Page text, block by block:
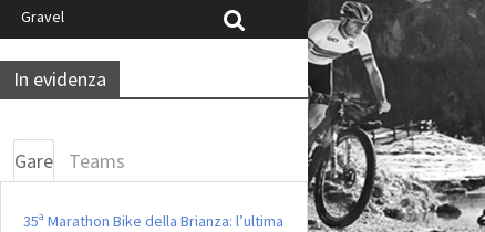
Gravel
In evidenza
Gare Teams
35ª Marathon Bike della Brianza: l’ultima